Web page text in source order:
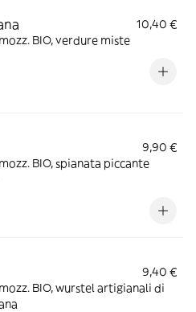
10,40 €
BIO, verdure miste
9,90 €
BIO, spianata piccante
9,40 €
BIO, wurstel artigianali di